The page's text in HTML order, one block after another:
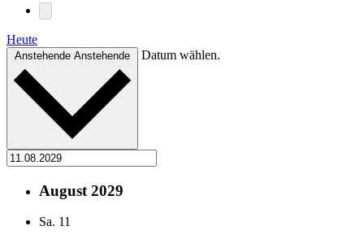
Heute
Anstehende Anstehende Datum wählen.
August 2029
Sa. 11